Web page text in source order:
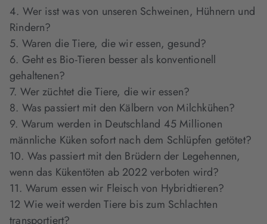
4. Wer isst was von unseren Schweinen, Hühnern und
Rindern?
5. Waren die Tiere, die wir essen, gesund?
6. Geht es Bio-Tieren besser als konventionell
gehaltenen?
7. Wer züchtet die Tiere, die wir essen?
8. Was passiert mit den Kälbern von Milchkühen?
9. Warum werden in Deutschland 45 Millionen
männliche Küken sofort nach dem Schlüpfen getötet?
10. Was passiert mit den Brüdern der Legehennen,
wenn das Kükentöten ab 2022 verboten wird?
11. Warum essen wir Fleisch von Hybridtieren?
12 Wie weit werden Tiere bis zum Schlachten
transportiert?